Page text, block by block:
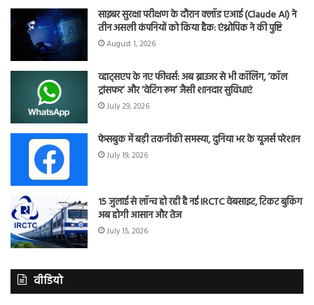
साइबर सुरक्षा परीक्षण के दौरान क्लॉड एआई (Claude AI) ने
तीन असली कंपनियों को किया हैक: एंथ्रोपिक ने की पुष्टि
August 1, 2026
व्हाट्सएप के नए फीचर्स: अब ब्राउजर से भी कॉलिंग, ‘कॉल
ट्रांसफर’ और ‘वेटिंग रूम’ जैसी शानदार सुविधाएं
July 29, 2026
फेसबुक में बड़ी तकनीकी समस्या, दुनिया भर के यूजर्स परेशान
July 19, 2026
15 जुलाई से लॉन्च हो रही है नई IRCTC वेबसाइट, टिकट बुकिंग
अब होगी आसान और तेज
July 15, 2026
वीडियो